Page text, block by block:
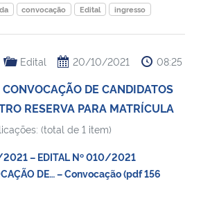
convocação Edital ingresso
Edital 20/10/2021 08:25
DE CANDIDATOS
RESERVA PARA MATRÍCULA
(total de 1 item)
– EDITAL Nº 010/2021
DE… – Convocação (pdf 156